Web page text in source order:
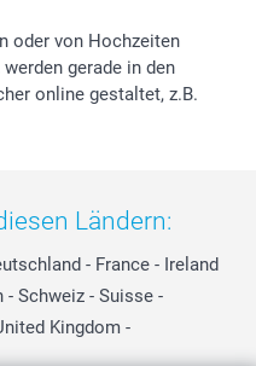
oder von Hochzeiten
gerade in den
online gestaltet, z.B.
Ländern:
- France - Ireland
- Schweiz - Suisse -
Kingdom -